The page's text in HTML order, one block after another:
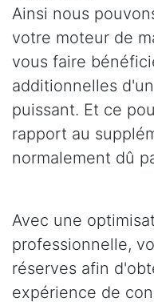
Ainsi nous
votre moteur de
vous faire
additionnelles
puissant. Et ce
rapport au
normalement dû
Avec une
professionnelle,
réserves afin
expérience de